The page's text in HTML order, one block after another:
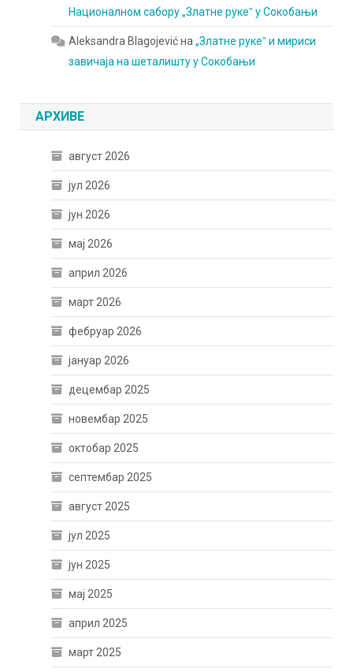
Националном сабору „Златне рукеˮ у Сокобањи
Aleksandra Blagojevićна„Златне рукеˮ и мириси
завичаја на шеталишту у Сокобањи
АРХИВЕ
август 2026
јул 2026
јун 2026
мај 2026
април 2026
март 2026
фебруар 2026
јануар 2026
децембар 2025
новембар 2025
октобар 2025
септембар 2025
август 2025
јул 2025
јун 2025
мај 2025
април 2025
март 2025